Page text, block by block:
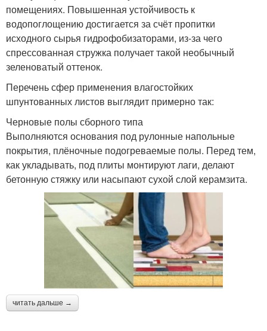
помещениях. Повышенная устойчивость к
водопоглощению достигается за счёт пропитки
исходного сырья гидрофобизаторами, из-за чего
спрессованная стружка получает такой необычный
зеленоватый оттенок.
Перечень сфер применения влагостойких
шпунтованных листов выглядит примерно так:
Черновые полы сборного типа
Выполняются основания под рулонные напольные
покрытия, плёночные подогреваемые полы. Перед тем,
как укладывать, под плиты монтируют лаги, делают
бетонную стяжку или насыпают сухой слой керамзита.
читать дальше →